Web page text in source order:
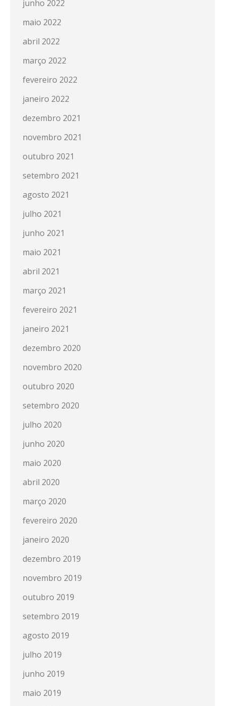
junho 2022
maio 2022
abril 2022
março 2022
fevereiro 2022
janeiro 2022
dezembro 2021
novembro 2021
outubro 2021
setembro 2021
agosto 2021
julho 2021
junho 2021
maio 2021
abril 2021
março 2021
fevereiro 2021
janeiro 2021
dezembro 2020
novembro 2020
outubro 2020
setembro 2020
julho 2020
junho 2020
maio 2020
abril 2020
março 2020
fevereiro 2020
janeiro 2020
dezembro 2019
novembro 2019
outubro 2019
setembro 2019
agosto 2019
julho 2019
junho 2019
maio 2019